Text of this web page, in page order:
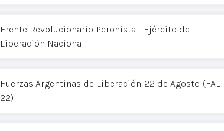
Frente Revolucionario Peronista - Ejército de
Liberación Nacional
Fuerzas Argentinas de Liberación '22 de Agosto' (FAL-
22)